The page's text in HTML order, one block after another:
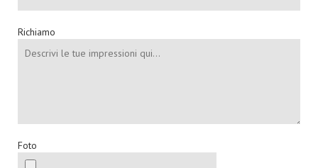
Richiamo
Foto